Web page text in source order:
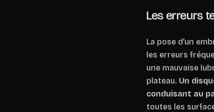
Les erreurs
La pose d’un
les erreurs
une mauvaise
plateau. Un
conduisant au
toutes les